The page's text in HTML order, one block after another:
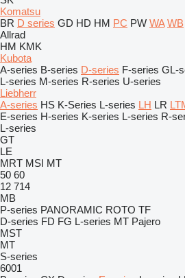
Komatsu
BR D series GD HD HM PC PW WA WB
Allrad
HM KMK
Kubota
A-series B-series D-series F-series GL-
L-series M-series R-series U-series
Liebherr
A-series HS K-Series L-series LH LR
E-series H-series K-series L-series R-
L-series
GT
LE
MRT MSI MT
50 60
12 714
MB
P-series PANORAMIC ROTO TF
D-series FD FG L-series MT Pajero
MST
MT
S-series
6001